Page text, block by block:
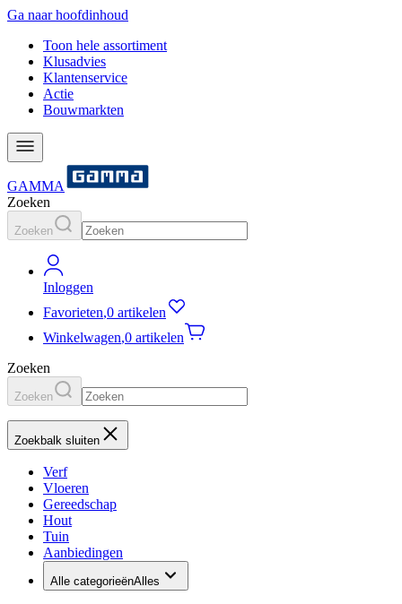
Ga naar hoofdinhoud
Toon hele assortiment
Klusadvies
Klantenservice
Actie
Bouwmarkten
GAMMA
Zoeken
Zoeken
Inloggen
Favorieten,0 artikelen
Winkelwagen,0 artikelen
Zoeken
Zoeken
Zoekbalk sluiten
Verf
Vloeren
Gereedschap
Hout
Tuin
Aanbiedingen
Alle categorieënAlles